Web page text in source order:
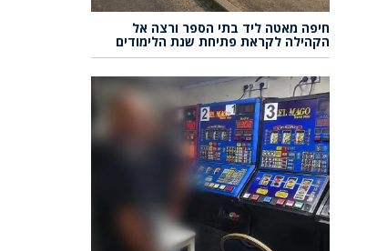
חיפה מאטה ליד בתי הספר ורצה אל
הקהילה לקראת פתיחת שנת הלימודים